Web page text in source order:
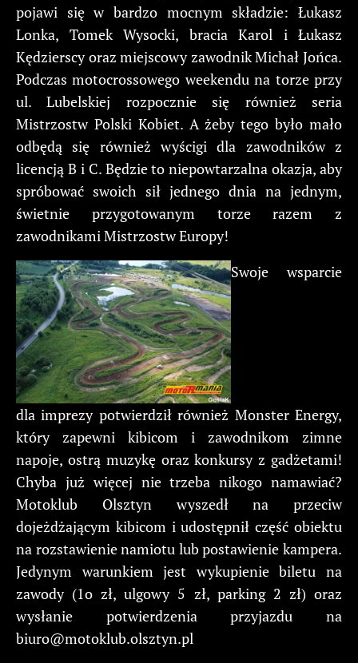
pojawi się w bardzo mocnym składzie: Łukasz
Lonka, Tomek Wysocki, bracia Karol i Łukasz
Kędzierscy oraz miejscowy zawodnik Michał Jońca.
Podczas motocrossowego weekendu na torze przy
ul. Lubelskiej rozpocznie się również seria
Mistrzostw Polski Kobiet. A żeby tego było mało
odbędą się również wyścigi dla zawodników z
licencją B i C. Będzie to niepowtarzalna okazja, aby
spróbować swoich sił jednego dnia na jednym,
świetnie przygotowanym torze razem z
zawodnikami Mistrzostw Europy!
Swoje wsparcie
dla imprezy potwierdził również Monster Energy,
który zapewni kibicom i zawodnikom zimne
napoje, ostrą muzykę oraz konkursy z gadżetami!
Chyba już więcej nie trzeba nikogo namawiać?
Motoklub Olsztyn wyszedł na przeciw
dojeżdżającym kibicom i udostępnił część obiektu
na rozstawienie namiotu lub postawienie kampera.
Jedynym warunkiem jest wykupienie biletu na
zawody (1o zł, ulgowy 5 zł, parking 2 zł) oraz
wysłanie potwierdzenia przyjazdu na
biuro@motoklub.olsztyn.pl